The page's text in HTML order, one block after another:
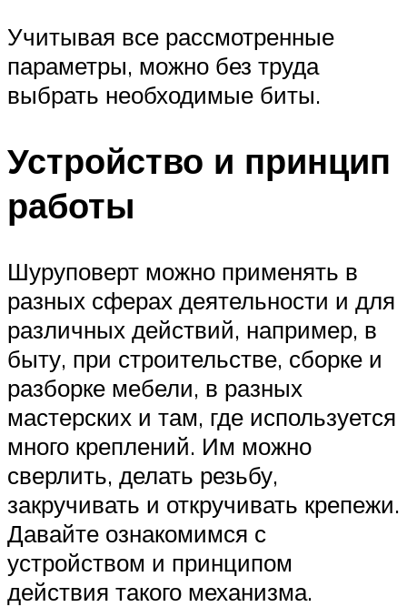
Учитывая все рассмотренные
параметры, можно без труда
выбрать необходимые биты.
Устройство и принцип
работы
Шуруповерт можно применять в
разных сферах деятельности и для
различных действий, например, в
быту, при строительстве, сборке и
разборке мебели, в разных
мастерских и там, где используется
много креплений. Им можно
сверлить, делать резьбу,
закручивать и откручивать крепежи.
Давайте ознакомимся с
устройством и принципом
действия такого механизма.